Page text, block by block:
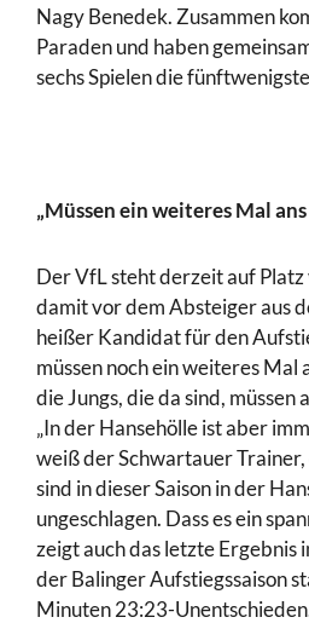
Nagy Benedek. Zusammen
Paraden und haben
sechs Spielen die
„Müssen ein weiteres Mal
Der VfL steht derzeit auf
damit vor dem Absteiger aus
heißer Kandidat für den
müssen noch ein weiteres Mal
die Jungs, die da sind, müssen
„In der Hansehölle ist aber
weiß der Schwartauer
sind in dieser Saison in der
ungeschlagen. Dass es ein
zeigt auch das letzte Ergebnis
der Balinger Aufstiegssaison
Minuten 23:23-